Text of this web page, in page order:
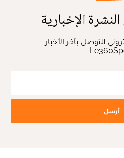
الإخبارية
للتوصل بآخر الأخبار
أرسل